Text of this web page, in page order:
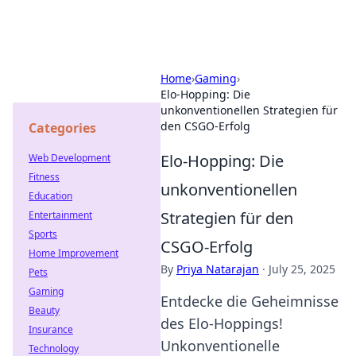
Home›Gaming›
Elo-Hopping: Die
unkonventionellen Strategien für
den CSGO-Erfolg
Elo-Hopping: Die
unkonventionellen
Strategien für den
CSGO-Erfolg
By Priya Natarajan · July 25, 2025
Entdecke die Geheimnisse
des Elo-Hoppings!
Unkonventionelle
Categories
Web Development
Fitness
Education
Entertainment
Sports
Home Improvement
Pets
Gaming
Beauty
Insurance
Technology